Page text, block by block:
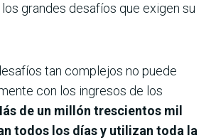
grandes desafíos que exigen su
tan complejos no puede
con los ingresos de los
de un millón trescientos mil
todos los días y utilizan toda la